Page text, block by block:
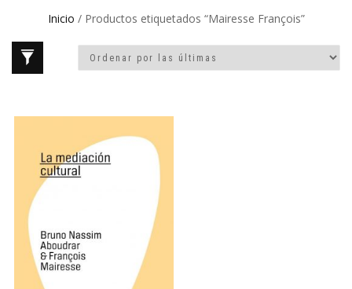
Inicio / Productos etiquetados “Mairesse François”